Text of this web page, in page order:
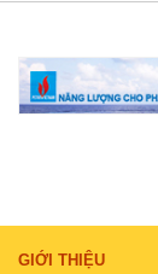
GIỚI THIỆU